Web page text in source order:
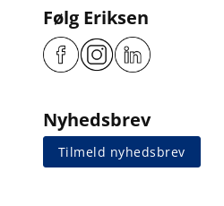
Følg Eriksen
Nyhedsbrev
Tilmeld nyhedsbrev